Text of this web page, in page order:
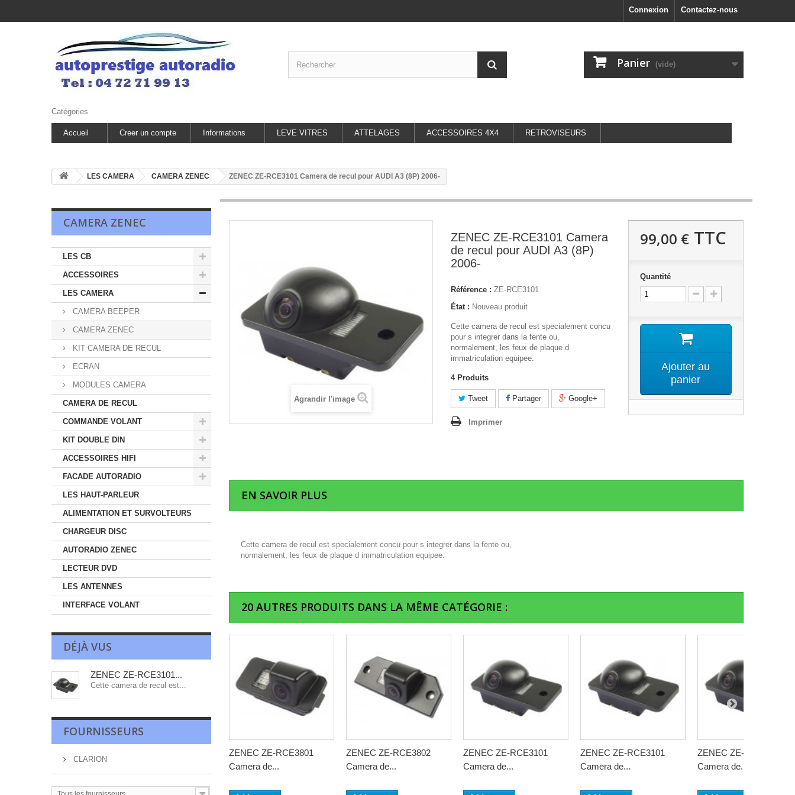
Contactez-nous
Connexion
Panier (vide)
Catégories
Accueil Creer un compte Informations LEVE VITRES ATTELAGES ACCESSOIRES 4X4 RETROVISEURS
LES CAMERA CAMERA ZENEC ZENEC ZE-RCE3101 Camera de recul pour AUDI A3 (8P) 2006-
CAMERA ZENEC
LES CB
ACCESSOIRES
LES CAMERA
CAMERA BEEPER
CAMERA ZENEC
KIT CAMERA DE RECUL
ECRAN
MODULES CAMERA
CAMERA DE RECUL
COMMANDE VOLANT
KIT DOUBLE DIN
ACCESSOIRES HIFI
FACADE AUTORADIO
LES HAUT-PARLEUR
ALIMENTATION ET SURVOLTEURS
CHARGEUR DISC
AUTORADIO ZENEC
LECTEUR DVD
LES ANTENNES
INTERFACE VOLANT
DÉJÀ VUS
ZENEC ZE-RCE3101...
Cette camera de recul est...
FOURNISSEURS
CLARION
Agrandir l'image
ZENEC ZE-RCE3101 Camera
de recul pour AUDI A3 (8P)
2006-
Référence : ZE-RCE3101
État : Nouveau produit
Cette camera de recul est specialement concu
pour s integrer dans la fente ou,
normalement, les feux de plaque d
immatriculation equipee.
4 Produits
Tweet Partager Google+
Imprimer
99,00 €TTC
Quantité
Ajouter au
panier
EN SAVOIR PLUS
Cette camera de recul est specialement concu pour s integrer dans la fente ou,
normalement, les feux de plaque d immatriculation equipee.
20 AUTRES PRODUITS DANS LA MÊME CATÉGORIE :
ZENEC ZE-RCE3801
Camera de...
ZENEC ZE-RCE3802
Camera de...
ZENEC ZE-RCE3101
Camera de...
ZENEC ZE-RCE3101
Camera de...
ZENEC ZE-RCE3101
Camera de...